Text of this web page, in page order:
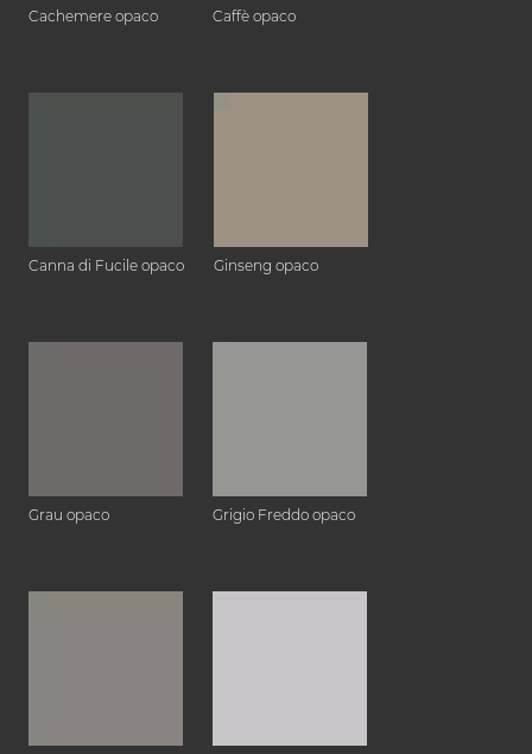
Cachemere opaco Caffè opaco
Canna di Fucile opaco Ginseng opaco
Grau opaco Grigio Freddo opaco